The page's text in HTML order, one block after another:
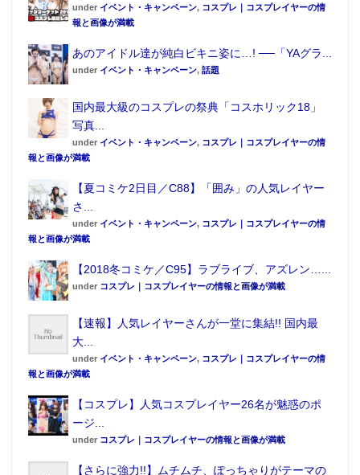
under イベント・キャンペーン, コスプレ｜コスプレイヤーの情
報と画像が満載
あのアイドル達が純白ビキニ姿に…! ──「YAグラ...
under イベント・キャンペーン, 話題
国内最大級のコスプレの祭典「コスホリック18」
写真...
under イベント・キャンペーン, コスプレ｜コスプレイヤーの情
報と画像が満載
【夏コミケ2日目／C88】「囲み」の人気レイヤー
さ...
under イベント・キャンペーン, コスプレ｜コスプレイヤーの情
報と画像が満載
【2018冬コミケ／C95】ラブライブ、アズレン…...
under コスプレ｜コスプレイヤーの情報と画像が満載
【速報】人気レイヤーさんが一堂に集結!! 国内最
大...
under イベント・キャンペーン, コスプレ｜コスプレイヤーの情
報と画像が満載
【コスプレ】人気コスプレイヤー26名が魅惑のポ
ージ...
under コスプレ｜コスプレイヤーの情報と画像が満載
【さらに強力!!】ムチムチ、ぽっちゃりがテーマの